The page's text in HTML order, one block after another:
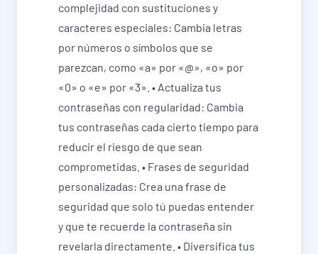
complejidad con sustituciones y
caracteres especiales: Cambia letras
por números o símbolos que se
parezcan, como «a» por «@», «o» por
«0» o «e» por «3». • Actualiza tus
contraseñas con regularidad: Cambia
tus contraseñas cada cierto tiempo para
reducir el riesgo de que sean
comprometidas. • Frases de seguridad
personalizadas: Crea una frase de
seguridad que solo tú puedas entender
y que te recuerde la contraseña sin
revelarla directamente. • Diversifica tus